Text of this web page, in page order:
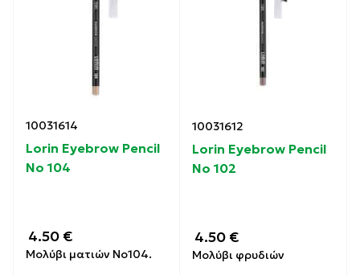
10031614
Lorin Eyebrow Pencil
No 104
4.50 €
Μολύβι ματιών No104.
10031612
Lorin Eyebrow Pencil
No 102
4.50 €
Μολύβι φρυδιών